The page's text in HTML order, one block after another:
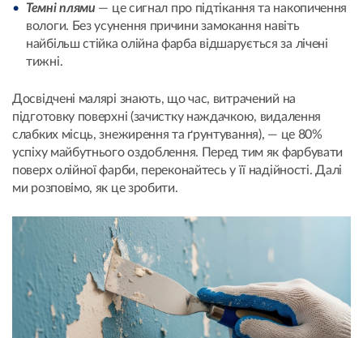
Темні плями — це сигнал про підтікання та накопичення
вологи. Без усунення причини замокання навіть
найбільш стійка олійна фарба відшарується за лічені
тижні.
Досвідчені малярі знають, що час, витрачений на
підготовку поверхні (зачистку наждачкою, видалення
слабких місць, знежирення та ґрунтування), — це 80%
успіху майбутнього оздоблення. Перед тим як фарбувати
поверх олійної фарби, переконайтесь у її надійності. Далі
ми розповімо, як це зробити.